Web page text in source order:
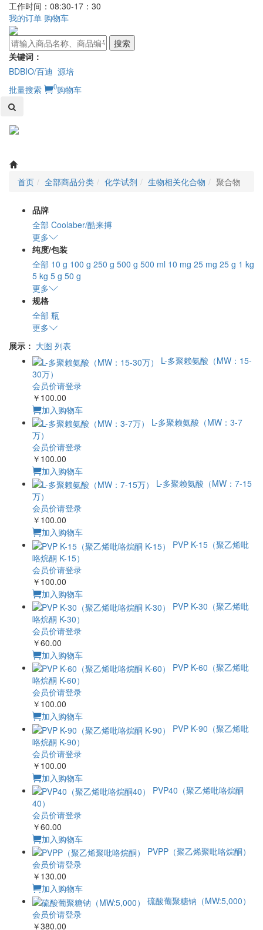
工作时间：08:30-17：30
我的订单 购物车
搜索
关键词：
BDBIO/百迪 源培
批量搜索
0购物车
首页 全部商品分类 化学试剂 生物相关化合物 聚合物
品牌
全部 Coolaber/酷来搏
更多
纯度/包装
全部 10 g 100 g 250 g 500 g 500 ml 10 mg 25 mg 25 g 1 kg
5 kg 5 g 50 g
更多
规格
全部 瓶
更多
展示： 大图 列表
L-多聚赖氨酸（MW：15-30万）
会员价请登录
￥100.00
加入购物车
L-多聚赖氨酸（MW：3-7万）
会员价请登录
￥100.00
加入购物车
L-多聚赖氨酸（MW：7-15万）
会员价请登录
￥100.00
加入购物车
PVP K-15（聚乙烯吡咯烷酮 K-15）
会员价请登录
￥100.00
加入购物车
PVP K-30（聚乙烯吡咯烷酮 K-30）
会员价请登录
￥60.00
加入购物车
PVP K-60（聚乙烯吡咯烷酮 K-60）
会员价请登录
￥100.00
加入购物车
PVP K-90（聚乙烯吡咯烷酮 K-90）
会员价请登录
￥100.00
加入购物车
PVP40（聚乙烯吡咯烷酮40）
会员价请登录
￥60.00
加入购物车
PVPP（聚乙烯聚吡咯烷酮）
会员价请登录
￥130.00
加入购物车
硫酸葡聚糖钠（MW:5,000）
会员价请登录
￥380.00
加入购物车
硫酸葡聚糖钠（MW:500,000）
会员价请登录
￥180.00
加入购物车
硫酸葡聚糖钠（MW:7,000）
会员价请登录
￥380.00
加入购物车